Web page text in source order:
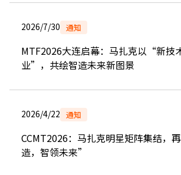
2026/7/30 通知
MTF2026大连启幕：马扎克以“新
业”，共绘智造未来新图景
2026/4/22 通知
CCMT2026：马扎克明星矩阵集结，
造，智领未来”